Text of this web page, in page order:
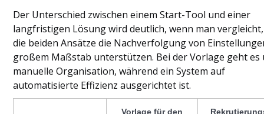
Der Unterschied zwischen einem Start-Tool und einer
langfristigen Lösung wird deutlich, wenn man
die beiden Ansätze die Nachverfolgung von
großem Maßstab unterstützen. Bei der Vorlage geht es
manuelle Organisation, während ein System auf
automatisierte Effizienz ausgerichtet ist.
Vorlage für den